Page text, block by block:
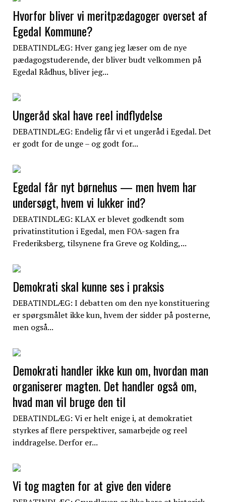
Hvorfor bliver vi meritpædagoger overset af
Egedal Kommune?
DEBATINDLÆG: Hver gang jeg læser om de nye
pædagogstuderende, der bliver budt velkommen på
Egedal Rådhus, bliver jeg...
Ungeråd skal have reel indflydelse
DEBATINDLÆG: Endelig får vi et ungeråd i Egedal. Det
er godt for de unge – og godt for...
Egedal får nyt børnehus — men hvem har
undersøgt, hvem vi lukker ind?
DEBATINDLÆG: KLAX er blevet godkendt som
privatinstitution i Egedal, men FOA-sagen fra
Frederiksberg, tilsynene fra Greve og Kolding,...
Demokrati skal kunne ses i praksis
DEBATINDLÆG: I debatten om den nye konstituering
er spørgsmålet ikke kun, hvem der sidder på posterne,
men også...
Demokrati handler ikke kun om, hvordan man
organiserer magten. Det handler også om,
hvad man vil bruge den til
DEBATINDLÆG: Vi er helt enige i, at demokratiet
styrkes af flere perspektiver, samarbejde og reel
inddragelse. Derfor er...
Vi tog magten for at give den videre